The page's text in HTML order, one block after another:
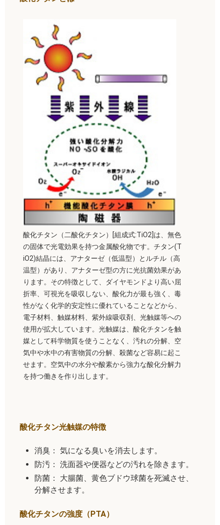
酸化チタン（二酸化チタン）[組成式:TiO2]は、無色
の固体で光電効果を持つ金属酸化物です。チタン(T
iO2)結晶には、アナターゼ（低温型）とルチル（高
温型）があり、アナターゼ型の方に光抗菌効果があ
ります。その特徴として、ダイヤモンドより高い屈
折率、可視光を吸収しない、酸化力が最も強く、毒
性がなく化学的安定性に優れていることなどから、
電子材料、触媒材料、紫外線吸収剤、光触媒等への
使用が拡大しています。光触媒は、酸化チタンを触
媒として科学物質を使うことなく、汚れの分解、空
気中や水中の有害物質の分解、殺菌など容易に起こ
せます。空気中の水分や酸素から強力な酸化分解力
を持つ働きを作り出します。
酸化チタン光触媒の特徴
消臭： 気になる臭いを消去します。
防汚： 洗面器や便器などの汚れを除きます。
防菌： 大腸菌、黄色ブドウ球菌を死滅させ、
分解させます。
酸化チタンの強度（PTA）